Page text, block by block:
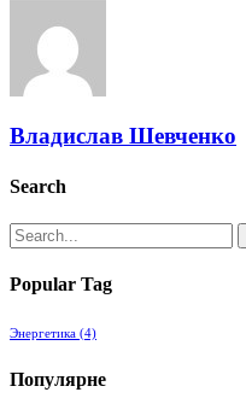
Владислав Шевченко
Search
Popular Tag
Энергетика (4)
Популярне